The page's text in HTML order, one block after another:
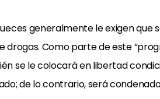
generalmente le exigen que
drogas. Como parte de este
se le colocará en libertad
de lo contrario, será